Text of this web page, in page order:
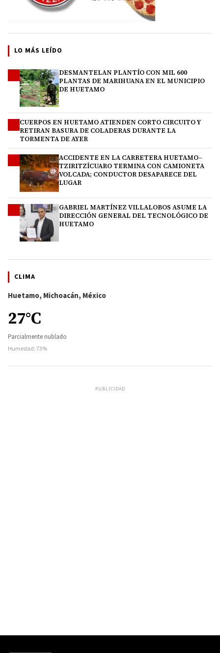
LO MÁS LEÍDO
DESMANTELAN PLANTÍO CON MIL 600
PLANTAS DE MARIHUANA EN EL MUNICIPIO
DE HUETAMO
CUERPOS EN HUETAMO ATIENDEN CORTO CIRCUITO Y
RETIRAN BASURA DE COLADERAS DURANTE LA
TORMENTA DE AYER
ACCIDENTE EN LA CARRETERA HUETAMO–
TZIRITZÍCUARO TERMINA CON CAMIONETA
VOLCADA; CONDUCTOR DESAPARECE DEL
LUGAR
GABRIEL MARTÍNEZ VILLALOBOS ASUME LA
DIRECCIÓN GENERAL DEL TECNOLÓGICO DE
HUETAMO
CLIMA
Huetamo, Michoacán, México
27°C
Parcialmente nublado
Humedad: 73%
PUBLICIDAD